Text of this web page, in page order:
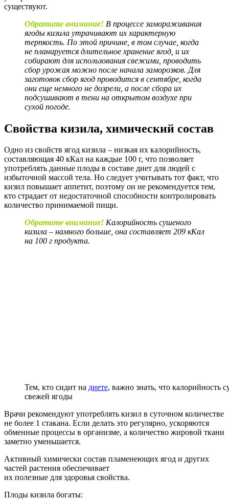
существуют.
Обратите внимание! В процессе замораживания
ягоды кизила утрачивают их характерную
терпкость. По этой причине, в том случае, когда
не планируется длительное хранение ягод, и их
собирают для использования свежими, проводить
сбор урожая можно после начала заморозков. Для
заготовок сбор ягод проводится в сентябре, когда
они еще немного не дозрели, а после сбора их
подсушивают в тени на открытом воздухе при
сухой погоде.
Свойства кизила, химический состав
Одно из свойств ягод кизила – низкая их калорийность,
составляющая 40 кКал на каждые 100 г, что позволяет
употреблять данные плоды в составе диет для людей с
избыточной массой тела. Но следует учитывать тот факт, что
кизил повышает аппетит, поэтому он не рекомендуется тем,
кто страдает от недостаточной способности контролировать
количество принимаемой пищи.
Обратите внимание! Калорийность сушеного
кизила – намного больше, она составляет 209 кКал
на 100 г продукта.
Тем, кто сидит на диете, важно знать, что калорийность
свежей ягоды
Врачи рекомендуют употреблять кизил в суточном количестве
не более 1 стакана. Если делать это регулярно, ускоряются
обменные процессы в организме, а количество жировой ткани
заметно уменьшается.
Активный химически состав пламенеющих ягод и других
частей растения обеспечивает
их полезные для здоровья свойства.
Плоды кизила богаты: